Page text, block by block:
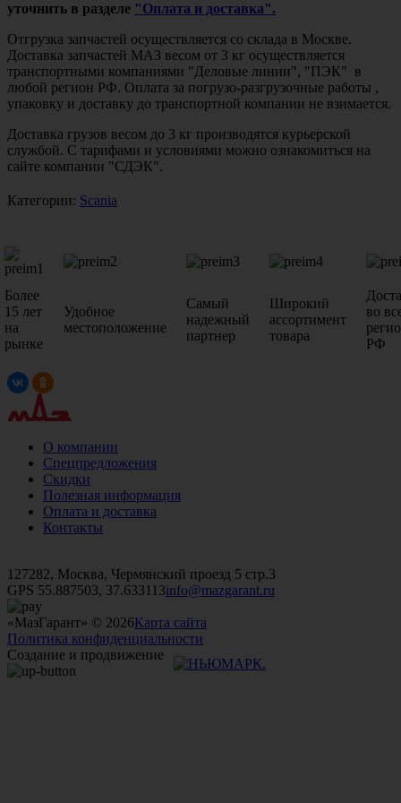
уточнить в разделе "Оплата и доставка".
Отгрузка запчастей осуществляется со склада в Москве.
Доставка запчастей МАЗ весом от 3 кг осуществляется
транспортными компаниями "Деловые линии", "ПЭК" в
любой регион РФ. Оплата за погрузо-разгрузочные работы ,
упаковку и доставку до транспортной компании не взимается.
Доставка грузов весом до 3 кг производятся курьерской
службой. С тарифами и условиями можно ознакомиться на
сайте компании "СДЭК".
Категории: Scania
Более
15 лет
на
рынке
Удобное
местоположение
Самый
надежный
партнер
Широкий
ассортимент
товара
во
РФ
О компании
Спецпредложения
Скидки
Полезная информация
Оплата и доставка
Контакты
127282, Москва, Чермянский проезд 5 стр.3
GPS 55.887503, 37.633113info@mazgarant.ru
«МазГарант» © 2026Карта сайта
Политика конфиденциальности
Создание и продвижение